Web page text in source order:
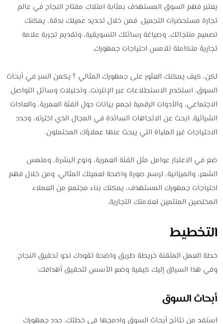
يعتبر فهم السوق المستهدف بمثابة امتلاك مفتاح النجاح في عالم
تجارة مستحضرات التجميل. فمن خلال تحديد عميلك بدقة، يمكنك
تصميم منتجاتك، وصياغة رسائلك التسويقية، وتقديم تجربة علامة
تجارية متكاملة تلامس احتياجات جمهورك.
لكن، كيف يمكنك العثور على جمهورك المثالي ؟ يكمن السر في أبحاث
السوق. استخدم الاستطلاعات عبر الإنترنت، وتحليلات وسائل التواصل
الاجتماعي، والأدوات الرقمية لجمع بيانات حول الفئة العمرية، والعادات
الشرائية. ابحث عن الاتجاهات السائدة في المجال الذي اخترته، وحدد
الاحتياجات غير الملباة التي يبحث عنها عملاؤك المحتملون.
ضع في الاعتبار عوامل مثل الفئة العمرية، ونوع البشرة، وملمس
الشعر، والميزانية، لرسم صورة واضحة لعميلك المثالي. ومن خلال فهم
احتياجات جمهورك المستهدف، يمكنك بناء مجتمع من العملاء
المخلصين المنتمين لعلامتك التجارية.
التخطيط
خطة العمل المتقنة خريطة طريق واضحة تقودك نحو تحقيق النجاح.
وفي هذا السياق إليك كيفية وضع الأسس لتحقيق أهدافك:
أبحاث السوق
استفد من نتائج أبحاث السوق وادمجها في خطتك. حدد جمهورك